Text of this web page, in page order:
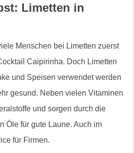
Limetten in
Menschen bei Limetten zuerst
Caipirinha. Doch Limetten
und Speisen verwendet werden
gesund. Neben vielen Vitaminen
und sorgen durch die
Öle für gute Laune. Auch im
für Firmen.